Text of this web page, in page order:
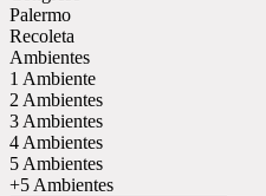
Palermo
Recoleta
Ambientes
1 Ambiente
2 Ambientes
3 Ambientes
4 Ambientes
5 Ambientes
+5 Ambientes